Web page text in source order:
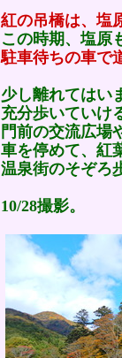
紅の吊橋は、塩
この時期、塩原
駐車待ちの車で
少し離れてはい
充分歩いていけ
門前の交流広場
車を停めて、紅
温泉街のそぞろ
10/28撮影。